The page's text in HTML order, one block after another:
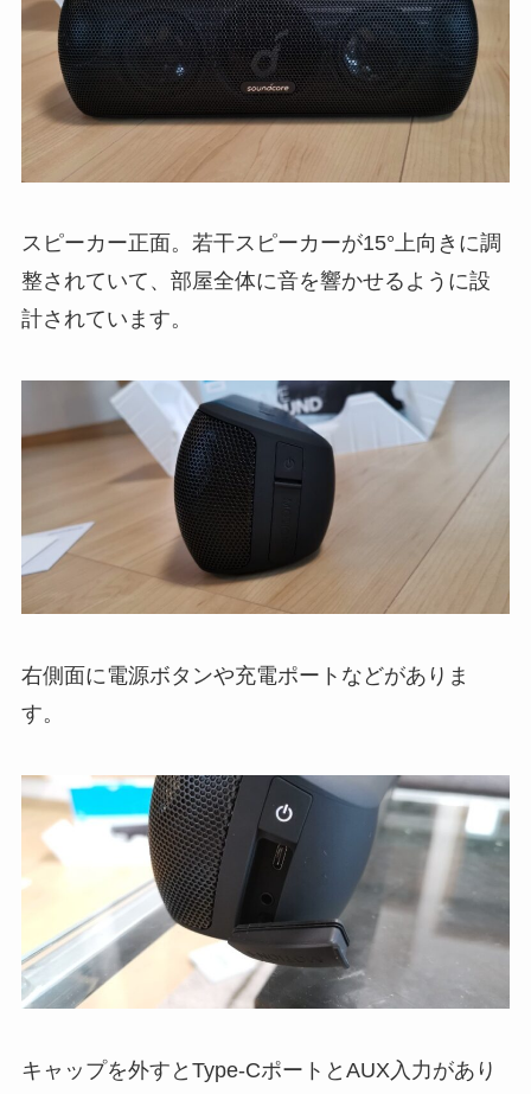
スピーカー正面。若干スピーカーが15°上向きに調
整されていて、部屋全体に音を響かせるように設
計されています。
右側面に電源ボタンや充電ポートなどがありま
す。
キャップを外すとType-CポートとAUX入力があり